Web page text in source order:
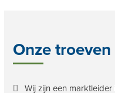
Onze troeven
Wij zijn een